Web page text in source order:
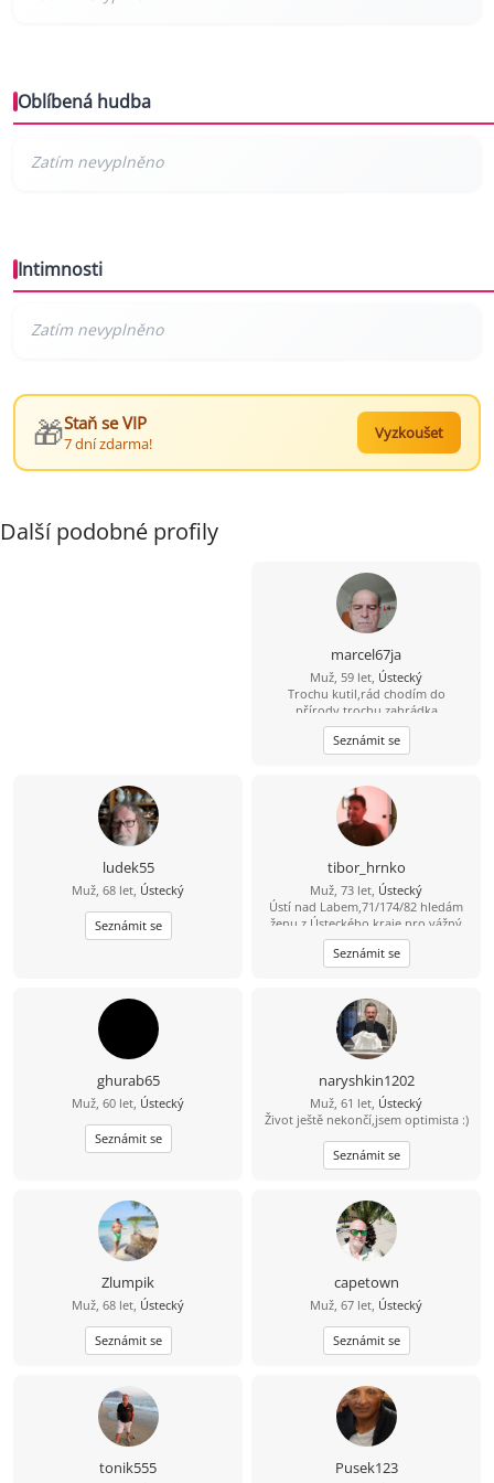
Oblíbená hudba
Intimnosti
🎁Staň se VIP
7 dní zdarma!
Vyzkoušet
Další podobné profily
marcel67ja
Muž, 59 let, Ústecký
Trochu kutil,rád chodím do
přírody,trochu zahrádka
Seznámit se
ludek55
Muž, 68 let, Ústecký
Seznámit se
tibor_hrnko
Muž, 73 let, Ústecký
Ústí nad Labem,71/174/82 hledám
ženu z Ústeckého kraje pro vážný
vztah i se zdravotními problémy od
60 do.............let
Seznámit se
ghurab65
Muž, 60 let, Ústecký
Seznámit se
naryshkin1202
Muž, 61 let, Ústecký
Život ještě nekončí,jsem optimista :)
Seznámit se
Zlumpik
Muž, 68 let, Ústecký
Seznámit se
capetown
Muž, 67 let, Ústecký
Seznámit se
tonik555 Pusek123